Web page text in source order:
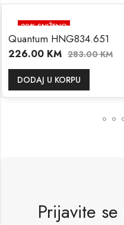
20% SNIŽENO
Quantum HNG834.651
226.00 KM 283.00KM
DODAJ U KORPU
Prijavite